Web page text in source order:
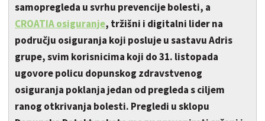
samopregleda u svrhu prevencije bolesti, a
CROATIA osiguranje, tržišni i digitalni lider na
području osiguranja koji posluje u sastavu Adris
grupe, svim korisnicima koji do 31. listopada
ugovore policu dopunskog zdravstvenog
osiguranja poklanja jedan od pregleda s ciljem
ranog otkrivanja bolesti. Pregledi u sklopu